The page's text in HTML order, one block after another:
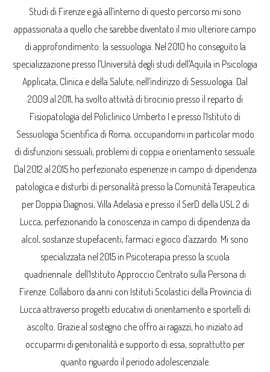
Studi di Firenze e già all’interno di questo percorso mi sono
appassionata a quello che sarebbe diventato il mio ulteriore campo
di approfondimento: la sessuologia. Nel 2010 ho conseguito la
specializzazione presso l’Università degli studi dell’Aquila in Psicologia
Applicata, Clinica e della Salute, nell’indirizzo di Sessuologia. Dal
2009 al 2011, ha svolto attività di tirocinio presso il reparto di
Fisiopatologia del Policlinico Umberto I e presso l’Istituto di
Sessuologia Scientifica di Roma, occupandomi in particolar modo
di disfunzioni sessuali, problemi di coppia e orientamento sessuale.
Dal 2012 al 2015 ho perfezionato esperienze in campo di dipendenza
patologica e disturbi di personalità presso la Comunità Terapeutica
per Doppia Diagnosi, Villa Adelasia e presso il SerD della USL 2 di
Lucca, perfezionando la conoscenza in campo di dipendenza da
alcol, sostanze stupefacenti, farmaci e gioco d’azzardo. Mi sono
specializzata nel 2015 in Psicoterapia presso la scuola
quadriennale dell’Istituto Approccio Centrato sulla Persona di
Firenze. Collaboro da anni con Istituti Scolastici della Provincia di
Lucca attraverso progetti educativi di orientamento e sportelli di
ascolto. Grazie al sostegno che offro ai ragazzi, ho iniziato ad
occuparmi di genitorialità e supporto di essa, soprattutto per
quanto riguardo il periodo adolescenziale.